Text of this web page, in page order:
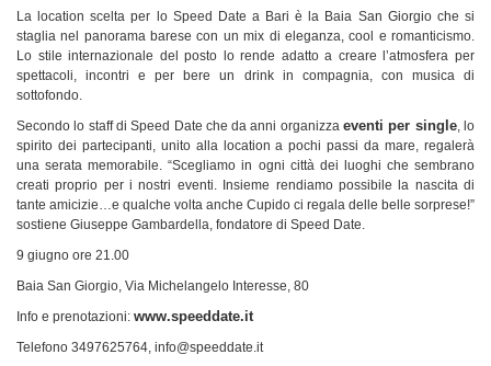
La location scelta per lo Speed Date a Bari è la Baia San Giorgio che si
staglia nel panorama barese con un mix di eleganza, cool e romanticismo.
Lo stile internazionale del posto lo rende adatto a creare l’atmosfera per
spettacoli, incontri e per bere un drink in compagnia, con musica di
sottofondo.
Secondo lo staff di Speed Date che da anni organizzaeventi per single, lo
spirito dei partecipanti, unito alla location a pochi passi da mare, regalerà
una serata memorabile. “Scegliamo in ogni città dei luoghi che sembrano
creati proprio per i nostri eventi. Insieme rendiamo possibile la nascita di
tante amicizie…e qualche volta anche Cupido ci regala delle belle sorprese!”
sostiene Giuseppe Gambardella, fondatore di Speed Date.
9 giugno ore 21.00
Baia San Giorgio, Via Michelangelo Interesse, 80
Info e prenotazioni: www.speeddate.it
Telefono 3497625764, info@speeddate.it